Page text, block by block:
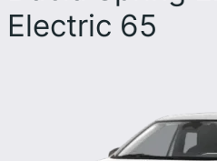
Electric 65